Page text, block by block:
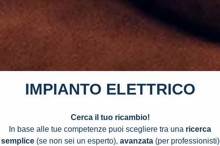
IMPIANTO ELETTRICO
Cerca il tuo ricambio!
In base alle tue competenze puoi scegliere tra una ricerca
semplice(se non sei un esperto), avanzata(per professionisti)